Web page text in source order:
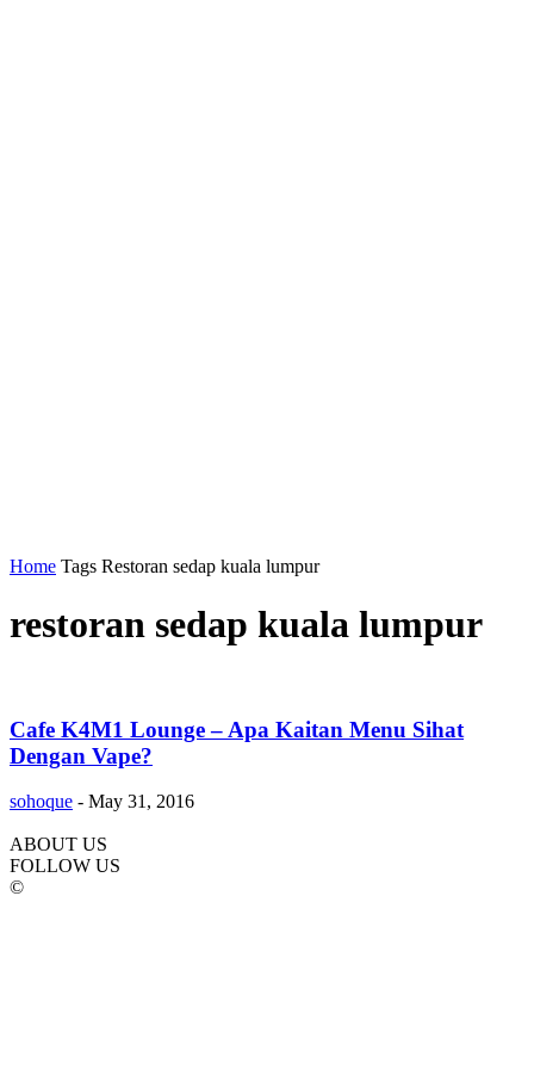
Home Tags Restoran sedap kuala lumpur
restoran sedap kuala lumpur
Cafe K4M1 Lounge – Apa Kaitan Menu Sihat
Dengan Vape?
sohoque - May 31, 2016
ABOUT US
FOLLOW US
©